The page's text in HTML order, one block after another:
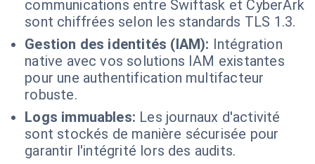
communications entre Swiftask et CyberArk
sont chiffrées selon les standards TLS 1.3.
Gestion des identités (IAM): Intégration
native avec vos solutions IAM existantes
pour une authentification multifacteur
robuste.
Logs immuables: Les journaux d'activité
sont stockés de manière sécurisée pour
garantir l'intégrité lors des audits.